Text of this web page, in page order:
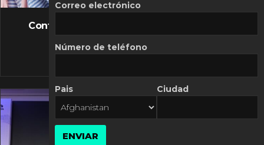
FLASH NEWS
Controversia de Mercado Libre por costos
10 MARZO, 2026
Correo electrónico
Número de teléfono
Pais Ciudad
ENVIAR